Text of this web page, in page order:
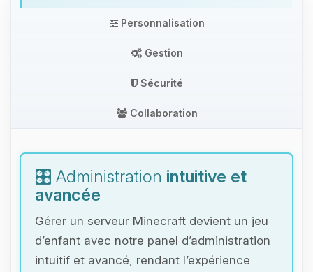
Personnalisation
Gestion
Sécurité
Collaboration
🎛️ Administration intuitive et
avancée
Gérer un serveur Minecraft devient un jeu
d’enfant avec notre panel d’administration
intuitif et avancé, rendant l’expérience